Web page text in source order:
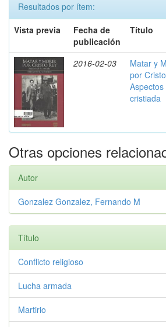
Resultados por ítem:
Vista previa
Fecha de
publicación
Título
2016-02-03
Matar y
por
cristiada
Otras opciones
Autor
Gonzalez Gonzalez, Fernando M
Título
Conflicto religioso
Lucha armada
Martirio